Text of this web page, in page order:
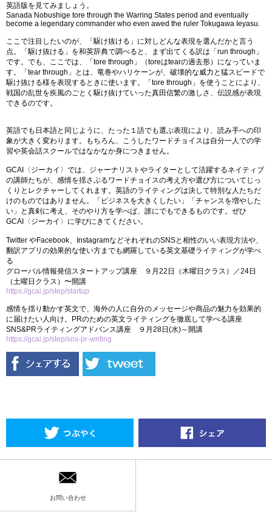
英語版を見てみましょう。
Sanada Nobushige tore through the Warring States period and eventually
become a legendary commander who even awed the ruler Tokugawa Ieyasu.
ここで注目したいのが、「駆け抜ける」に対しどんな表現を選んだかと言う
点。「駆け抜ける」を和英辞典で調べると、まず出てくる訳は「run through」
です。でも、ここでは、「tore through」（toreはtearの過去形）になっていま
す。「tear through」とは、竜巻やハリケーンが、破壊的な威力と猛スピードで
駆け抜ける様を表現するときに使います。「tore through」を使うことにより、
戦国の乱世を疾風のごとく駆け抜けていった真田信繁の激しさ、伝説感が表現
できるのです。
英語でも日本語と同じように、たった１語でも選ぶ表現により、読み手への印
象が大きく変わります。もちろん、こうしたワードチョイスは自分一人での学
習や英会話スクールではなかなか身につきません。
GCAI〈ジーカイ〉では、ジャーナリストやライターとして活躍するネイティブ
の講師たちが、感情を揺さぶるワードチョイスの考え方や選び方についてじっ
くりとレクチャーしてくれます。英語のライティングは決して特別な人たちだ
けのものではありません。「ビジネスを大きくしたい」「チャンスを増やした
い」と真剣に考え、そのやり方を学べば、誰にでもできるものです。ぜひ
GCAI〈ジーカイ〉に学びにきてください。
Twitter やFacebook、InstagramなどそれぞれのSNSと相性のいい表現方法や、
翻訳アプリの効果的な使い方までも網羅している英文基礎ライティングが学べ
る
グローバル情報発信スタートアップ講座 ９月22日（木曜日クラス）／24日
（土曜日クラス）〜開講
https://gcai.jp/step/startup
感情を揺り動かす英文で、海外の人に自分のメッセージや商品の魅力を効果的
に届けたい人向け。PRのための英文ライティングを徹底して学べる講座
SNS&PRライティングアドバンス講座 ９月28日(水)～開講
https://gcai.jp/step/sns-pr-writing
お問い合わせ